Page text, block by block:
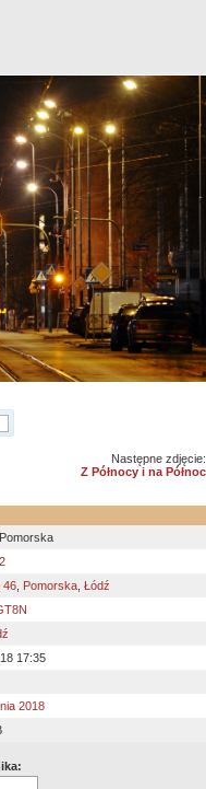
Następne zdjęcie:
Z Północy i na Północ
46 Pomorska Łódź
17:35
2018